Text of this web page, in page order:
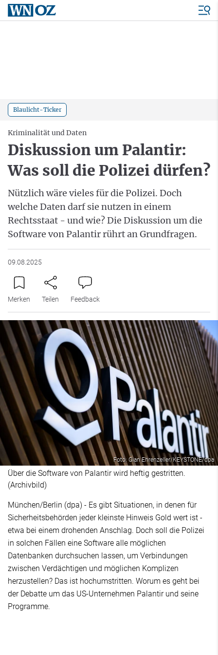
Blaulicht-Ticker
Kriminalität und Daten
Diskussion um Palantir:
Was soll die Polizei dürfen?
Nützlich wäre vieles für die Polizei. Doch
welche Daten darf sie nutzen in einem
Rechtsstaat - und wie? Die Diskussion um die
Software von Palantir rührt an Grundfragen.
09.08.2025
Merken Teilen Feedback
Foto: Gian Ehrenzeller/KEYSTONE/dpa
Über die Software von Palantir wird heftig gestritten.
(Archivbild)
München/Berlin (dpa) - Es gibt Situationen, in denen für
Sicherheitsbehörden jeder kleinste Hinweis Gold wert ist -
etwa bei einem drohenden Anschlag. Doch soll die Polizei
in solchen Fällen eine Software alle möglichen
Datenbanken durchsuchen lassen, um Verbindungen
zwischen Verdächtigen und möglichen Komplizen
herzustellen? Das ist hochumstritten. Worum es geht bei
der Debatte um das US-Unternehmen Palantir und seine
Programme.